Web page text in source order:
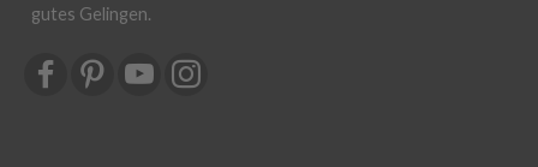
gutes Gelingen.